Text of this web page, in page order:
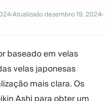
Atualizadodezembro 19, 2024
baseado em velas
velas japonesas
mais clara. Os
Ashi para obter um
Administração